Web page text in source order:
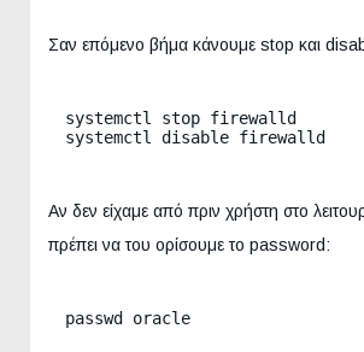
Σαν επόμενο βήμα κάνουμε stop και
systemctl stop firewalld
systemctl disable firewalld
Αν δεν είχαμε από πριν χρήστη στο
πρέπει να του ορίσουμε το password: